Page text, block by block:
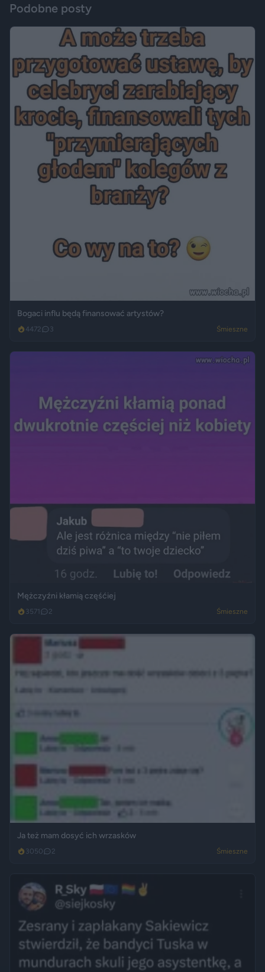
Podobne posty
Bogaci influ będą finansować artystów?
4472 3 Śmieszne
Mężczyźni kłamią częśćiej
3571 2 Śmieszne
Ja też mam dosyć ich wrzasków
3050 2 Śmieszne